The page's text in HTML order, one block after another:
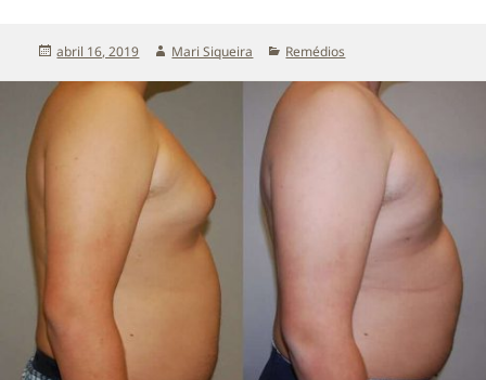
Publicado
abril 16, 2019 Autor
Mari Siqueira Categorias
Remédios